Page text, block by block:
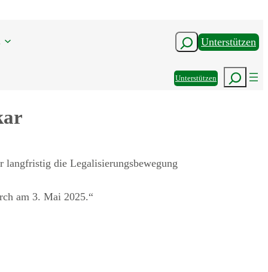
SuchenUnterstützen
UnterstützenSuchen
langfristig die Legalisierungsbewegung
am 3. Mai 2025.“